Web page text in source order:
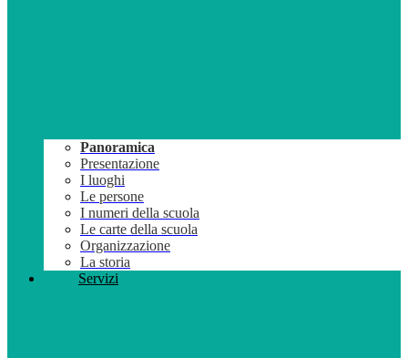
Panoramica
Presentazione
I luoghi
Le persone
I numeri della scuola
Le carte della scuola
Organizzazione
La storia
Servizi